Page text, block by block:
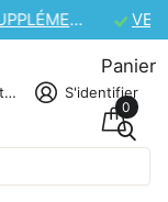
SUPPLÉMENTAIRE
CitywatchesFR S'identifier
Panier
0